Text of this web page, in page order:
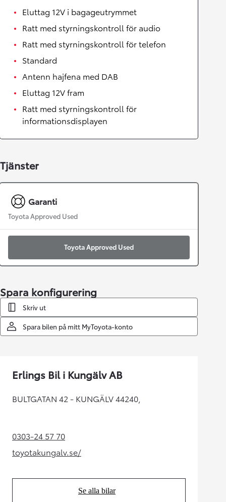
Eluttag 12V i bagageutrymmet
Ratt med styrningskontroll för audio
Ratt med styrningskontroll för telefon
Standard
Antenn hajfena med DAB
Eluttag 12V fram
Ratt med styrningskontroll för
informationsdisplayen
Tjänster
Garanti
Toyota Approved Used
Toyota Approved Used
Spara konfigurering
Skriv ut
Spara bilen på mitt MyToyota-konto
Erlings Bil i Kungälv AB
BULTGATAN 42 - KUNGÄLV 44240,
0303-24 57 70(Opens in new tab)
toyotakungalv.se/
(Opens in new tab)
Se alla bilar
(Opens in new tab)